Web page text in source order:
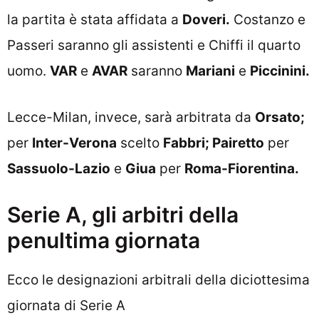
la partita è stata affidata a Doveri. Costanzo e
Passeri saranno gli assistenti e Chiffi il quarto
uomo. VAR e AVAR saranno Mariani e Piccinini.
Lecce-Milan, invece, sarà arbitrata da Orsato;
per Inter-Verona scelto Fabbri; Pairetto per
Sassuolo-Lazio e Giua per Roma-Fiorentina.
Serie A, gli arbitri della
penultima giornata
Ecco le designazioni arbitrali della diciottesima
giornata di Serie A